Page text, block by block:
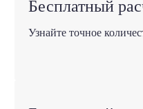
Бесплатный
Узнайте точное